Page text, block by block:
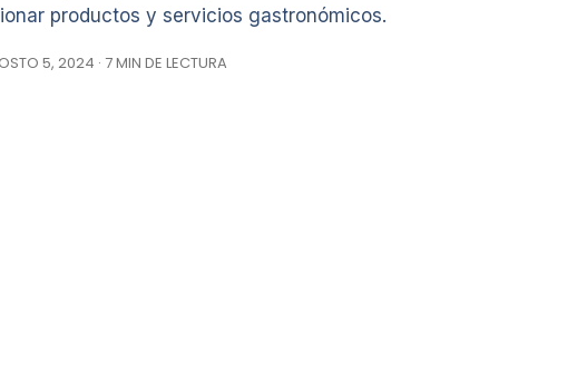
productos y servicios gastronómicos.
5, 2024 · 7 MIN DE LECTURA